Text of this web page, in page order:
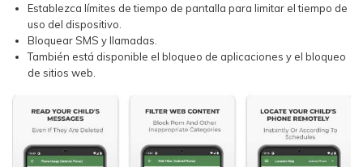
Establezca límites de tiempo de pantalla para limitar el tiempo de
uso del dispositivo.
Bloquear SMS y llamadas.
También está disponible el bloqueo de aplicaciones y el bloqueo
de sitios web.